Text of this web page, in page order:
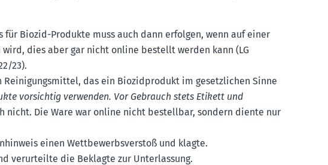
für Biozid-Produkte muss auch dann erfolgen, wenn auf einer
dies aber gar nicht online bestellt werden kann (LG
23).
das ein Biozid­produkt im gesetz­lichen Sinne
vorsichtig verwenden. Vor Gebrauch stets Etikett und
nicht. Die Ware war online nicht bestellbar, sondern diente nur
einen Wettbe­werbs­verstoß und klagte.
verur­teilte die Beklagte zur Unter­lassung.